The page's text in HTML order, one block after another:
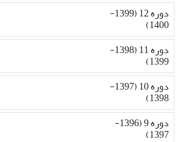
دوره 12 (1399-
1400)
دوره 11 (1398-
1399)
دوره 10 (1397-
1398)
دوره 9 (1396-
1397)